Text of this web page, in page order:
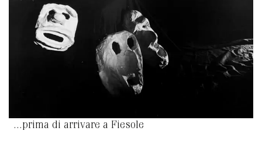
...prima di arrivare a Fiesole